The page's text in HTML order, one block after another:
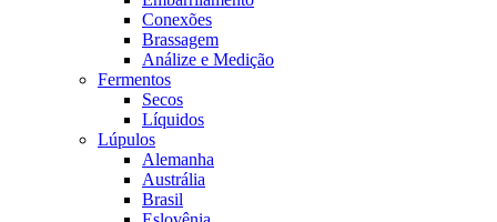
Conexões
Brassagem
Análize e Medição
Fermentos
Secos
Líquidos
Lúpulos
Alemanha
Austrália
Brasil